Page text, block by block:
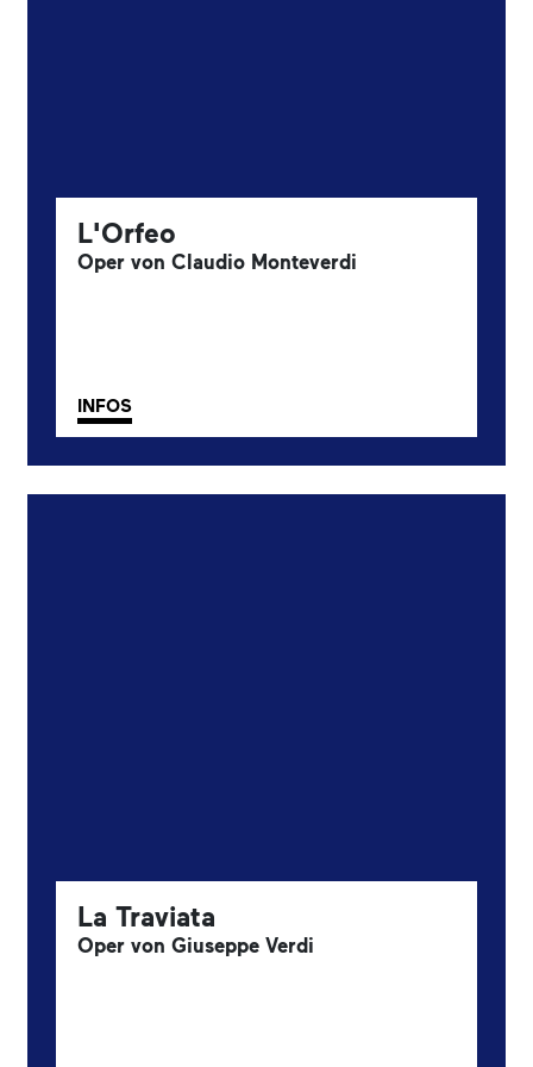
L'Orfeo
Oper von Claudio Monteverdi
INFOS
La Traviata
Oper von Giuseppe Verdi